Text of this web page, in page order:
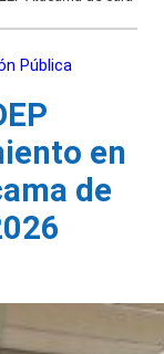
Pública
en
de